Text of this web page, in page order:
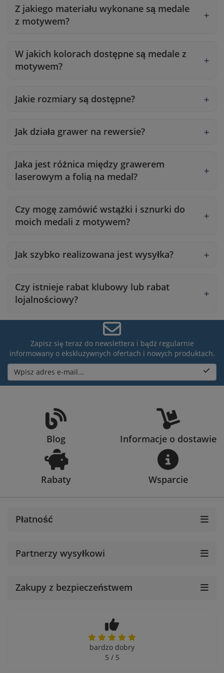
Z jakiego materiału wykonane są medale
z motywem?
W jakich kolorach dostępne są medale z
motywem?
Jakie rozmiary są dostępne?
Jak działa grawer na rewersie?
Jaka jest różnica między grawerem
laserowym a folią na medal?
Czy mogę zamówić wstążki i sznurki do
moich medali z motywem?
Jak szybko realizowana jest wysyłka?
Czy istnieje rabat klubowy lub rabat
lojalnościowy?
Zapisz się teraz do newslettera i bądź regularnie
informowany o ekskluzywnych ofertach i nowych produktach.
Wpisz adres e-mail...
Blog Informacje o dostawie
Rabaty Wsparcie
Płatność
Partnerzy wysyłkowi
Zakupy z bezpieczeństwem
bardzo dobry
5 / 5